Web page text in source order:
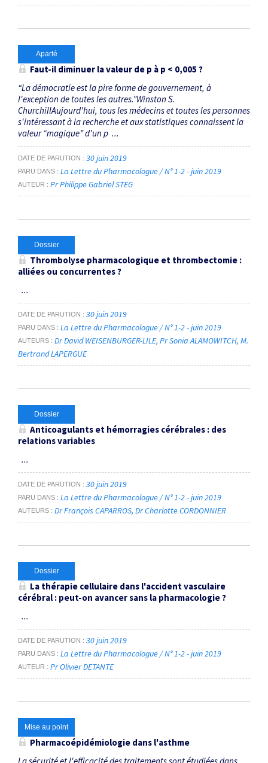
Aparté
Faut-il diminuer la valeur de p à p < 0,005 ?
“La démocratie est la pire forme de gouvernement, à
l'exception de toutes les autres.”Winston S.
ChurchillAujourd'hui, tous les médecins et toutes les personnes
s'intéressant à la recherche et aux statistiques connaissent la
valeur “magique” d'un p ...
DATE DE PARUTION 30 juin 2019
PARU DANS La Lettre du Pharmacologue / N° 1-2 - juin 2019
AUTEUR Pr Philippe Gabriel STEG
Dossier
Thrombolyse pharmacologique et thrombectomie :
alliées ou concurrentes ?
...
DATE DE PARUTION 30 juin 2019
PARU DANS La Lettre du Pharmacologue / N° 1-2 - juin 2019
AUTEURS Dr David WEISENBURGER-LILE Pr Sonia ALAMOWITCH M.
Bertrand LAPERGUE
Dossier
Anticoagulants et hémorragies cérébrales : des
relations variables
...
DATE DE PARUTION 30 juin 2019
PARU DANS La Lettre du Pharmacologue / N° 1-2 - juin 2019
AUTEURS Dr François CAPARROS Dr Charlotte CORDONNIER
Dossier
La thérapie cellulaire dans l'accident vasculaire
cérébral : peut-on avancer sans la pharmacologie ?
...
DATE DE PARUTION 30 juin 2019
PARU DANS La Lettre du Pharmacologue / N° 1-2 - juin 2019
AUTEUR Pr Olivier DETANTE
Mise au point
Pharmacoépidémiologie dans l'asthme